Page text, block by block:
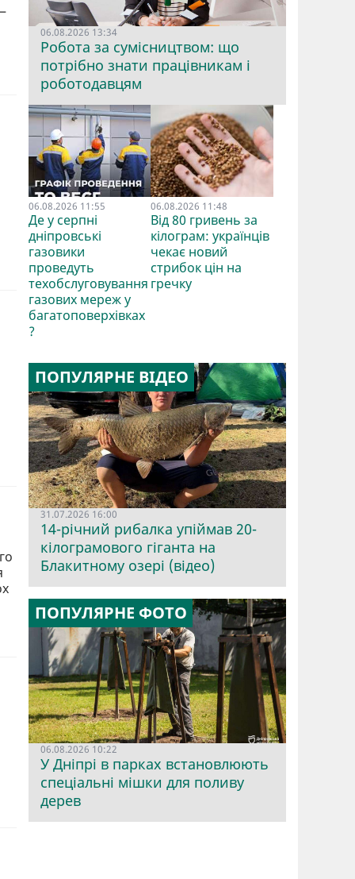
06.08.2026 13:34
Робота за сумісництвом: що
потрібно знати працівникам і
роботодавцям
06.08.2026 11:55
Де у серпні
дніпровські
газовики
проведуть
техобслуговування
газових мереж у
багатоповерхівках
?
06.08.2026 11:48
Від 80 гривень за
кілограм: українців
чекає новий
стрибок цін на
гречку
ПОПУЛЯРНЕ ВІДЕО
31.07.2026 16:00
14-річний рибалка упіймав 20-
кілограмового гіганта на
Блакитному озері (відео)
ПОПУЛЯРНЕ ФОТО
06.08.2026 10:22
У Дніпрі в парках встановлюють
спеціальні мішки для поливу
дерев